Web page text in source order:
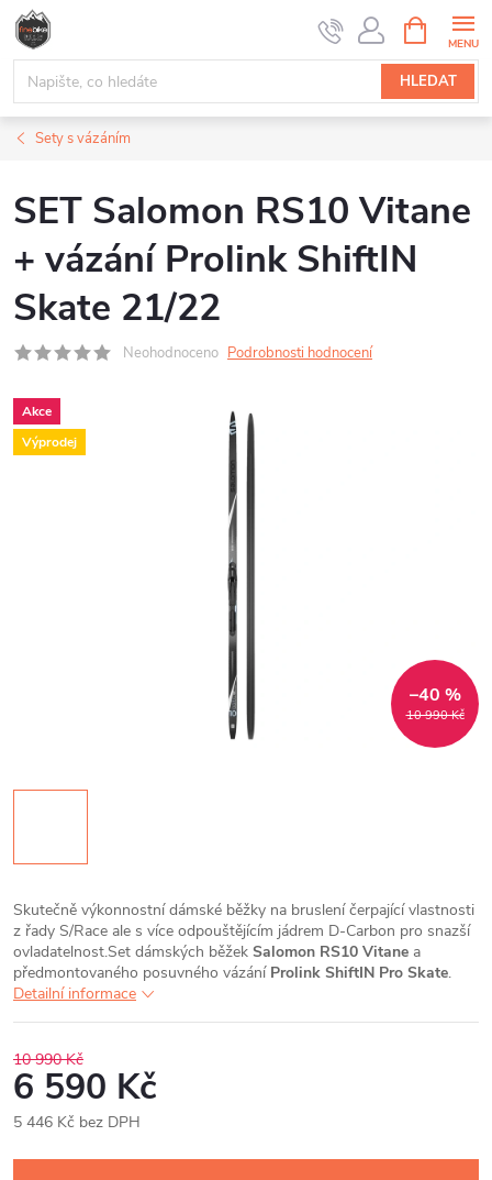
Přejít
obsah
HLEDAT
NÁKUPNÍ
KOŠÍK
Sety s vázáním
SET Salomon RS10 Vitane
+ vázání Prolink ShiftIN
Skate 21/22
Neohodnoceno Podrobnosti hodnocení
Akce
Výprodej
10 990 Kč
–40 %
Skutečně výkonnostní dámské běžky na bruslení čerpající vlastnosti
z řady S/Race ale s více odpouštějícím jádrem D-Carbon pro snazší
ovladatelnost.Set dámských běžek Salomon RS10 Vitane a
předmontovaného posuvného vázání Prolink ShiftIN Pro Skate.
Detailní informace
10 990 Kč
6 590 Kč
5 446 Kč bez DPH
cena: